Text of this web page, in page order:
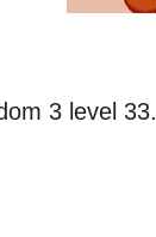
3 level 33.